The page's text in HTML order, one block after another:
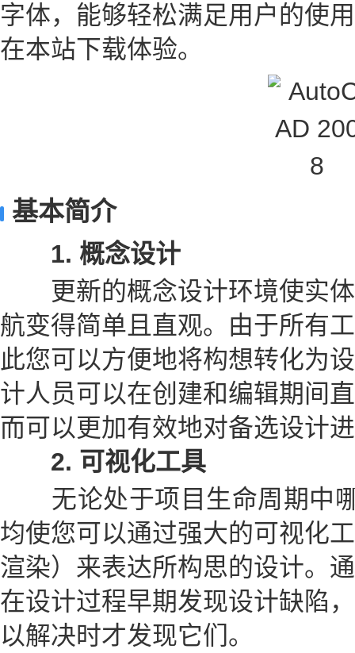
字体，能够轻松满足用户的使
在本站下载体验。
基本简介
1. 概念设计
更新的概念设计环境使实体
航变得简单且直观。由于所有
此您可以方便地将构想转化为
计人员可以在创建和编辑期间
而可以更加有效地对备选设计
2. 可视化工具
无论处于项目生命周期中哪
均使您可以通过强大的可视化
渲染）来表达所构思的设计。
在设计过程早期发现设计缺陷
以解决时才发现它们。